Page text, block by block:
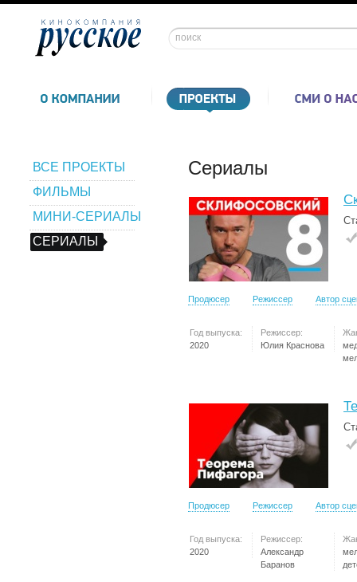
ВСЕ ПРОЕКТЫ
ФИЛЬМЫ
МИНИ-СЕРИАЛЫ
СЕРИАЛЫ
Сериалы
Продюсер Режиссер Автор
Год выпуска:
2020
Режиссер:
Юлия Краснова
Продюсер Режиссер Автор
Год выпуска:
2020
Режиссер:
Александр
Баранов